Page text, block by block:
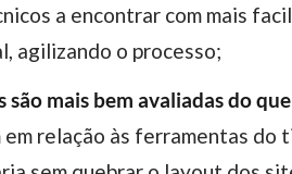
a encontrar com mais
agilizando o processo;
mais bem avaliadas do
relação às ferramentas do